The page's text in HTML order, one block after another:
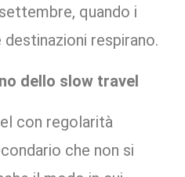
quando i
respirano.
dello slow travel
con regolarità
che non si